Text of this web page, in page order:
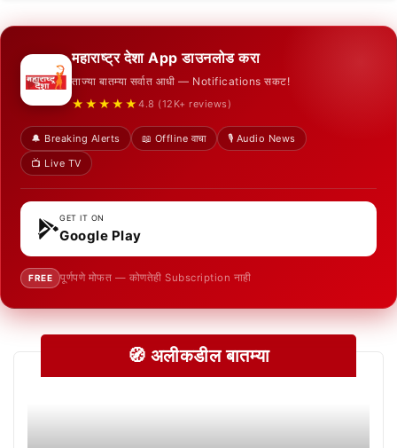
महाराष्ट्र देशा App डाउनलोड करा
ताज्या बातम्या सर्वात आधी — Notifications सकट!
★★★★★ 4.8 (12K+ reviews)
🔔 Breaking Alerts 📖 Offline वाचा
🎙️ Audio News
📺 Live TV
GET IT ON
Google Play
FREE पूर्णपणे मोफत — कोणतेही Subscription नाही
🧭 अलीकडील बातम्या